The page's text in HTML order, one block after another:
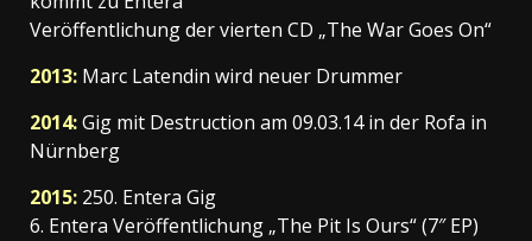
Veröffentlichung der vierten CD „The War Goes On“
2013: Marc Latendin wird neuer Drummer
2014:Gig mit Destruction am 09.03.14 in der Rofa in
Nürnberg
2015: 250. Entera Gig
6. Entera Veröffentlichung „The Pit Is Ours“ (7″ EP)